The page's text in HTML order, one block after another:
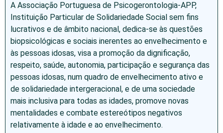
A Associação Portuguesa de Psicogerontologia-APP,
Instituição Particular de Solidariedade Social sem fins
lucrativos e de âmbito nacional, dedica-se às questões
biopsicológicas e sociais inerentes ao envelhecimento e
às pessoas idosas, visa a promoção da dignificação,
respeito, saúde, autonomia, participação e segurança das
pessoas idosas, num quadro de envelhecimento ativo e
de solidariedade intergeracional, e de uma sociedade
mais inclusiva para todas as idades, promove novas
mentalidades e combate estereótipos negativos
relativamente à idade e ao envelhecimento.